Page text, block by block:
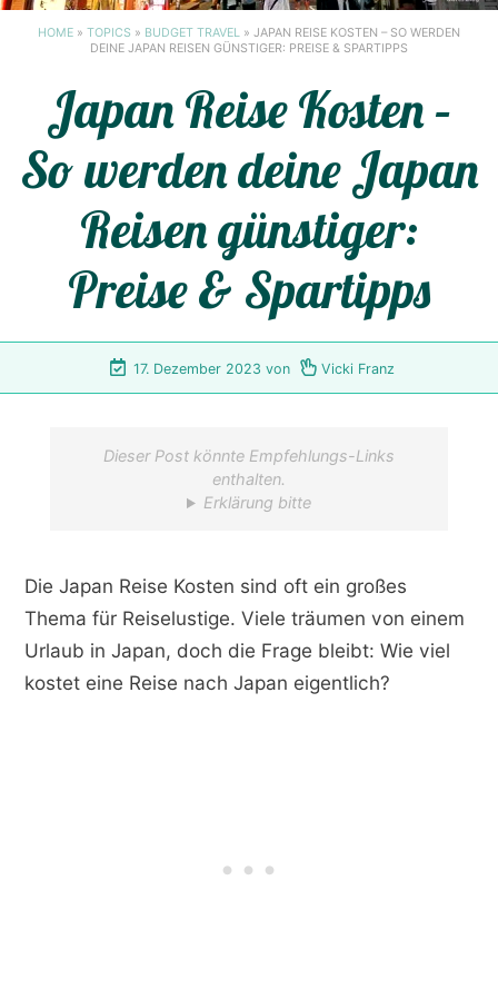
HOME » TOPICS » BUDGET TRAVEL » JAPAN REISE KOSTEN – SO WERDEN
DEINE JAPAN REISEN GÜNSTIGER: PREISE & SPARTIPPS
Japan Reise Kosten –
So werden deine Japan
Reisen günstiger:
Preise & Spartipps
17. Dezember 2023 von Vicki Franz
Dieser Post könnte Empfehlungs-Links
enthalten.
Erklärung bitte
Die Japan Reise Kosten sind oft ein großes
Thema für Reiselustige. Viele träumen von einem
Urlaub in Japan, doch die Frage bleibt: Wie viel
kostet eine Reise nach Japan eigentlich?